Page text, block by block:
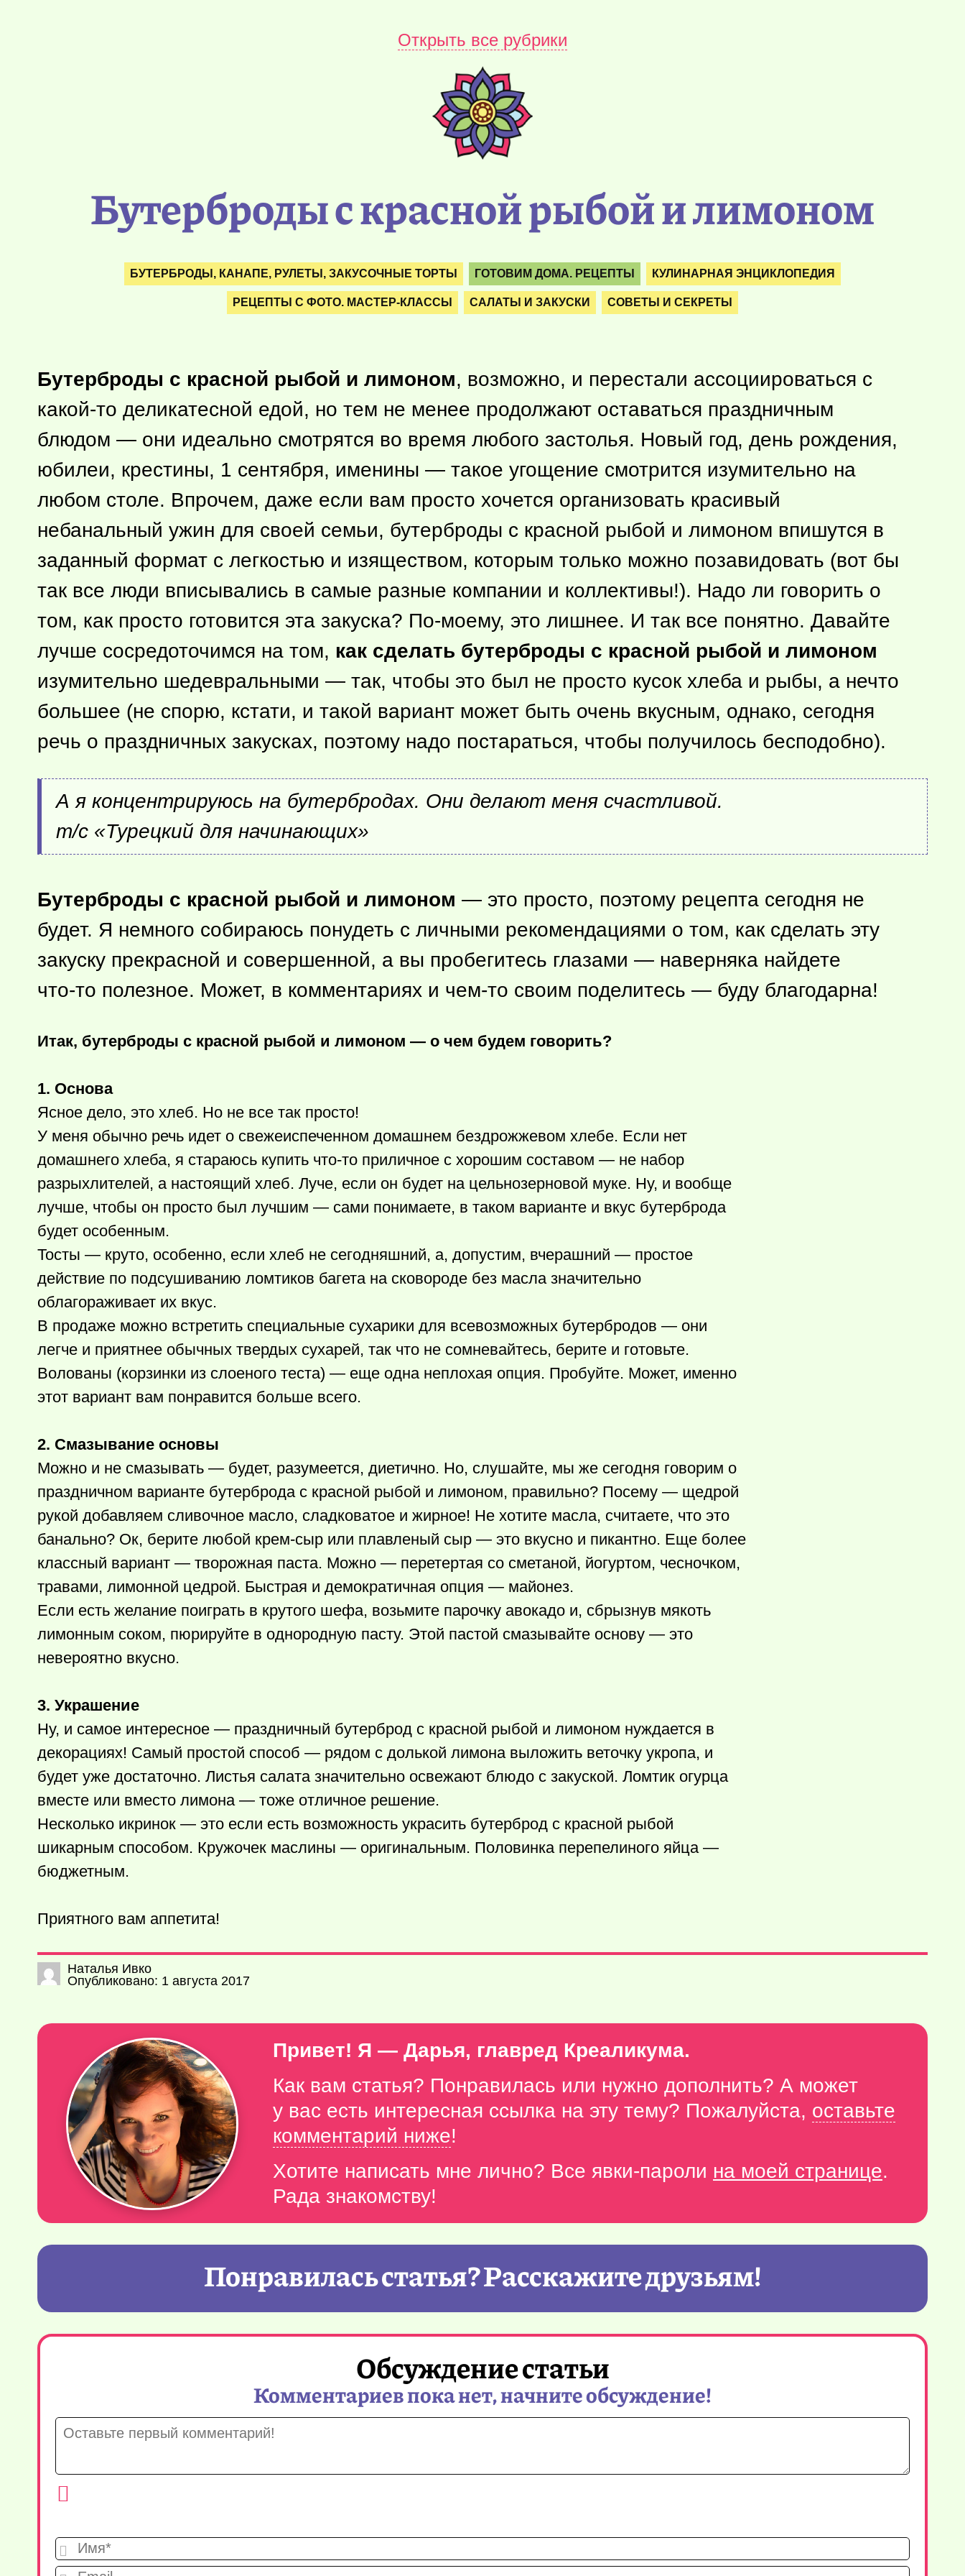
Открыть все рубрики
Бутерброды с красной рыбой и лимоном
БУТЕРБРОДЫ, КАНАПЕ, РУЛЕТЫ, ЗАКУСОЧНЫЕ ТОРТЫ ГОТОВИМ ДОМА. РЕЦЕПТЫ КУЛИНАРНАЯ ЭНЦИКЛОПЕДИЯ
РЕЦЕПТЫ С ФОТО. МАСТЕР-КЛАССЫ САЛАТЫ И ЗАКУСКИ СОВЕТЫ И СЕКРЕТЫ
Бутерброды с красной рыбой и лимоном, возможно, и перестали ассоциироваться с
какой-то деликатесной едой, но тем не менее продолжают оставаться праздничным
блюдом — они идеально смотрятся во время любого застолья. Новый год, день рождения,
юбилеи, крестины, 1 сентября, именины — такое угощение смотрится изумительно на
любом столе. Впрочем, даже если вам просто хочется организовать красивый
небанальный ужин для своей семьи, бутерброды с красной рыбой и лимоном впишутся в
заданный формат с легкостью и изяществом, которым только можно позавидовать (вот бы
так все люди вписывались в самые разные компании и коллективы!). Надо ли говорить о
том, как просто готовится эта закуска? По-моему, это лишнее. И так все понятно. Давайте
лучше сосредоточимся на том, как сделать бутерброды с красной рыбой и лимоном
изумительно шедевральными — так, чтобы это был не просто кусок хлеба и рыбы, а нечто
большее (не спорю, кстати, и такой вариант может быть очень вкусным, однако, сегодня
речь о праздничных закусках, поэтому надо постараться, чтобы получилось бесподобно).
А я концентрируюсь на бутербродах. Они делают меня счастливой.
т/с «Турецкий для начинающих»
Бутерброды с красной рыбой и лимоном — это просто, поэтому рецепта сегодня не
будет. Я немного собираюсь понудеть с личными рекомендациями о том, как сделать эту
закуску прекрасной и совершенной, а вы пробегитесь глазами — наверняка найдете
что-то полезное. Может, в комментариях и чем-то своим поделитесь — буду благодарна!
Итак, бутерброды с красной рыбой и лимоном — о чем будем говорить?
1. Основа
Ясное дело, это хлеб. Но не все так просто!
У меня обычно речь идет о свежеиспеченном домашнем бездрожжевом хлебе. Если нет
домашнего хлеба, я стараюсь купить что-то приличное с хорошим составом — не набор
разрыхлителей, а настоящий хлеб. Луче, если он будет на цельнозерновой муке. Ну, и вообще
лучше, чтобы он просто был лучшим — сами понимаете, в таком варианте и вкус бутерброда
будет особенным.
Тосты — круто, особенно, если хлеб не сегодняшний, а, допустим, вчерашний — простое
действие по подсушиванию ломтиков багета на сковороде без масла значительно
облагораживает их вкус.
В продаже можно встретить специальные сухарики для всевозможных бутербродов — они
легче и приятнее обычных твердых сухарей, так что не сомневайтесь, берите и готовьте.
Волованы (корзинки из слоеного теста) — еще одна неплохая опция. Пробуйте. Может, именно
этот вариант вам понравится больше всего.
2. Смазывание основы
Можно и не смазывать — будет, разумеется, диетично. Но, слушайте, мы же сегодня говорим о
праздничном варианте бутерброда с красной рыбой и лимоном, правильно? Посему — щедрой
рукой добавляем сливочное масло, сладковатое и жирное! Не хотите масла, считаете, что это
банально? Ок, берите любой крем-сыр или плавленый сыр — это вкусно и пикантно. Еще более
классный вариант — творожная паста. Можно — перетертая со сметаной, йогуртом, чесночком,
травами, лимонной цедрой. Быстрая и демократичная опция — майонез.
Если есть желание поиграть в крутого шефа, возьмите парочку авокадо и, сбрызнув мякоть
лимонным соком, пюрируйте в однородную пасту. Этой пастой смазывайте основу — это
невероятно вкусно.
3. Украшение
Ну, и самое интересное — праздничный бутерброд с красной рыбой и лимоном нуждается в
декорациях! Самый простой способ — рядом с долькой лимона выложить веточку укропа, и
будет уже достаточно. Листья салата значительно освежают блюдо с закуской. Ломтик огурца
вместе или вместо лимона — тоже отличное решение.
Несколько икринок — это если есть возможность украсить бутерброд с красной рыбой
шикарным способом. Кружочек маслины — оригинальным. Половинка перепелиного яйца —
бюджетным.
Приятного вам аппетита!
Наталья Ивко
Опубликовано: 1 августа 2017
Привет! Я — Дарья, главред Креаликума.
Как вам статья? Понравилась или нужно дополнить? А может
у вас есть интересная ссылка на эту тему? Пожалуйста, оставьте
комментарий ниже!
Хотите написать мне лично? Все явки-пароли на моей странице.
Рада знакомству!
Понравилась статья? Расскажите друзьям!
Обсуждение статьи
Комментариев пока нет, начните обсуждение!
Имя*
Email